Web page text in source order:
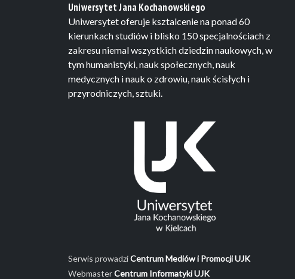
Uniwersytet Jana Kochanowskiego
Uniwersytet oferuje ksztalcenie na ponad 60
kierunkach studiów i blisko 150 specjalnościach z
zakresu niemal wszystkich dziedzin naukowych, w
tym humanistyki, nauk społecznych, nauk
medycznych i nauk o zdrowiu, nauk ścisłych i
przyrodniczych, sztuki.
Serwis prowadziCentrum Mediów i Promocji UJK
WebmasterCentrum Informatyki UJK